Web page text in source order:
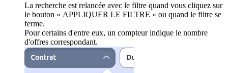
La recherche est relancée avec le filtre quand vous cliquez sur
le bouton « APPLIQUER LE FILTRE » ou quand le filtre se
ferme.
Pour certains d'entre eux, un compteur indique le nombre
d'offres correspondant.